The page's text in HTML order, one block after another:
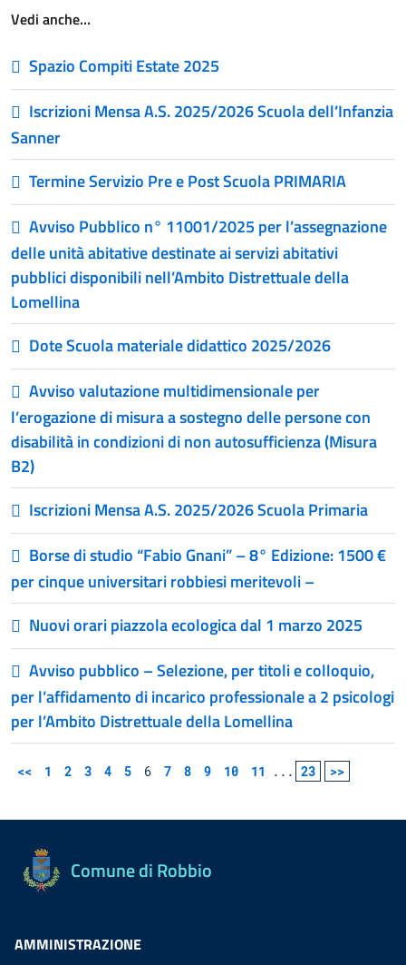
Vedi anche…
Spazio Compiti Estate 2025
Iscrizioni Mensa A.S. 2025/2026 Scuola dell’Infanzia
Sanner
Termine Servizio Pre e Post Scuola PRIMARIA
Avviso Pubblico n° 11001/2025 per l’assegnazione
delle unità abitative destinate ai servizi abitativi
pubblici disponibili nell’Ambito Distrettuale della
Lomellina
Dote Scuola materiale didattico 2025/2026
Avviso valutazione multidimensionale per
l’erogazione di misura a sostegno delle persone con
disabilità in condizioni di non autosufficienza (Misura
B2)
Iscrizioni Mensa A.S. 2025/2026 Scuola Primaria
Borse di studio “Fabio Gnani” – 8° Edizione: 1500 €
per cinque universitari robbiesi meritevoli –
Nuovi orari piazzola ecologica dal 1 marzo 2025
Avviso pubblico – Selezione, per titoli e colloquio,
per l’affidamento di incarico professionale a 2 psicologi
per l’Ambito Distrettuale della Lomellina
<< 1 2 3 4 5 6 7 8 9 10 11 ... 23 >>
Comune di Robbio
AMMINISTRAZIONE